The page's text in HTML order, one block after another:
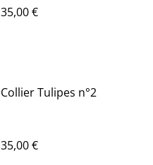
35,00 €
Collier Tulipes n°2
35,00 €